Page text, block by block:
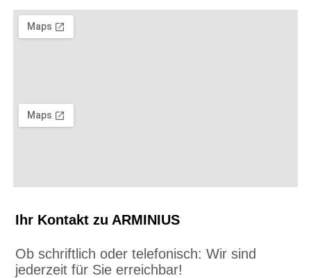
Ihr Kontakt zu ARMINIUS
Ob schriftlich oder telefonisch: Wir sind
jederzeit für Sie erreichbar!